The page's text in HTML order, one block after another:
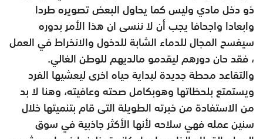
ذو دخل مادي وليس كما يحاول البعض تصويره طردا
وابعادا واجحافا يجب أن لا ننسى ان هذا الأمر بدوره
سيفسح المجال للدماء الشابة للدخول والانخراط في العمل
، فقد حان دورهم ليقدمو مالديهم للوطن الغالي.
والتقاعد محطة جديدة لبداية حياه اخرى ليعشيها الفرد
ويستمتع بلحظاتها وهوبكامل صحته وعافيته، وهنا لا بد
من الاستفادة من خبرته الطويلة التى قام بتنميتها خلال
سنين عمله فهي سلاحه لأنها الأكثر جاذبية في سوق